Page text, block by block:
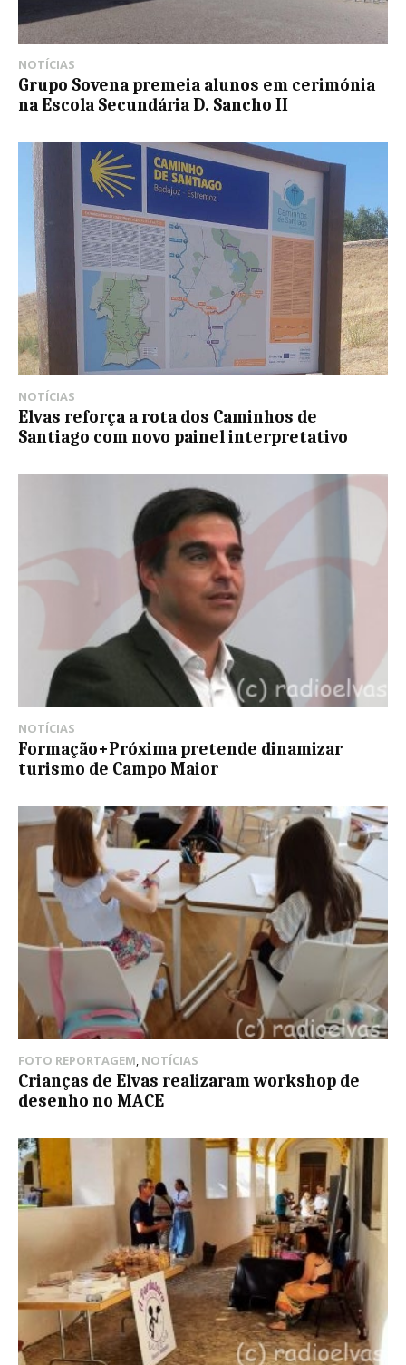
NOTÍCIAS
Grupo Sovena premeia alunos em cerimónia
na Escola Secundária D. Sancho II
NOTÍCIAS
Elvas reforça a rota dos Caminhos de
Santiago com novo painel interpretativo
NOTÍCIAS
Formação+Próxima pretende dinamizar
turismo de Campo Maior
FOTO REPORTAGEM, NOTÍCIAS
Crianças de Elvas realizaram workshop de
desenho no MACE